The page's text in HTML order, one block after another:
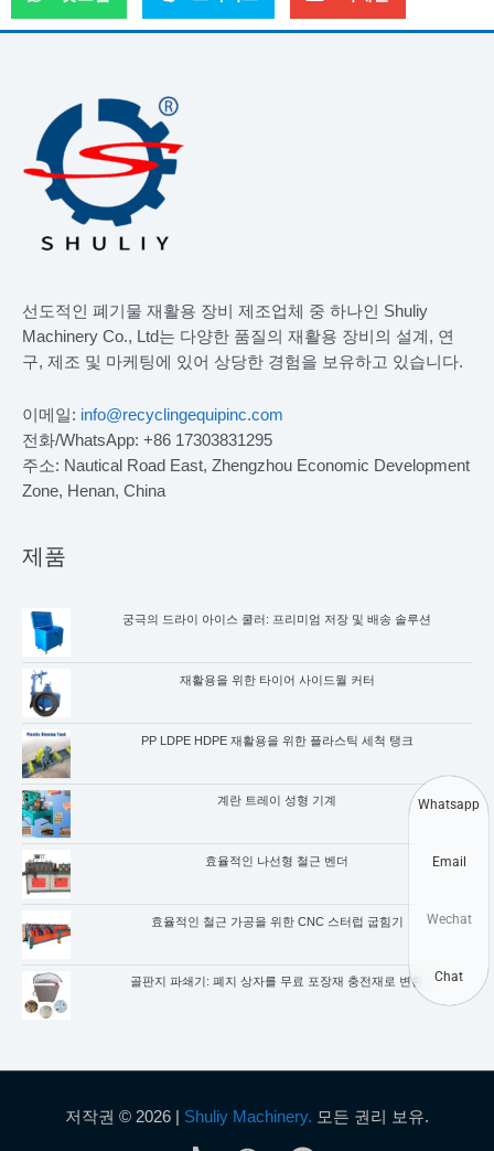
선도적인 폐기물 재활용 장비 제조업체 중 하나인 Shuliy
Machinery Co., Ltd는 다양한 품질의 재활용 장비의 설계, 연
구, 제조 및 마케팅에 있어 상당한 경험을 보유하고 있습니다.
이메일: info@recyclingequipinc.com
전화/WhatsApp: +86 17303831295
주소: Nautical Road East, Zhengzhou Economic Development
Zone, Henan, China
제품
궁극의 드라이 아이스 쿨러: 프리미엄 저장 및 배송 솔루션
재활용을 위한 타이어 사이드월 커터
PP LDPE HDPE 재활용을 위한 플라스틱 세척 탱크
계란 트레이 성형 기계
효율적인 나선형 철근 벤더
효율적인 철근 가공을 위한 CNC 스터럽 굽힘기
골판지 파쇄기: 폐지 상자를 무료 포장재 충전재로 변환
저작권 © 2026 | Shuliy Machinery. 모든 권리 보유.
Whatsapp
Email
Wechat
Chat